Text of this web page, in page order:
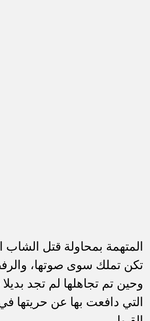
المتهمة بمحاولة قتل
تكن تملك سوى صوتها،
وحين تم تجاهلها لم تجد
التي دافعت بها عن حريتها